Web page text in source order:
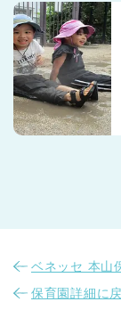
ベネッセ 本山
保育園詳細に